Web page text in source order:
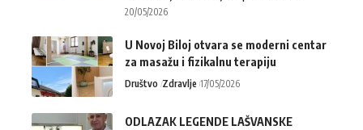
20/05/2026
U Novoj Biloj otvara se moderni centar
za masažu i fizikalnu terapiju
Društvo Zdravlje 17/05/2026
ODLAZAK LEGENDE LAŠVANSKE